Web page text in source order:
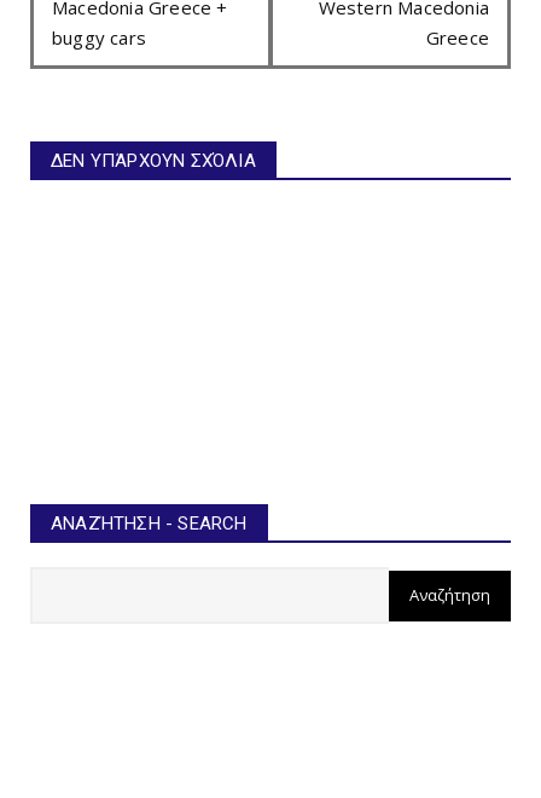
Macedonia Greece +
buggy cars
Western Macedonia
Greece
ΔΕΝ ΥΠΆΡΧΟΥΝ ΣΧΌΛΙΑ
ΑΝΑΖΉΤΗΣΗ - SEARCH